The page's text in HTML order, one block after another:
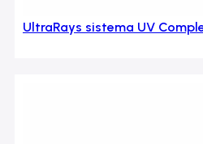
UltraRays sistema UV